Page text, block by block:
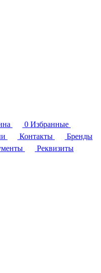
0 Избранные
Контакты
Бренды
Реквизиты